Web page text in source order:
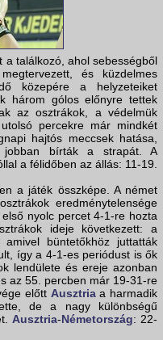
a találkozó, ahol sebességből
és küzdelmes
közepére a helyzeteiket
három gólos előnyre tettek
az osztrákok, a védelmük
percekre már mindkét
hajtós meccsek hatása,
bírták a strapát. A
a félidőben az állás: 11-19.
a játék összképe. A német
eredménytelensége
nyolc percet 4-1-re hozta
ideje következett: a
büntetőkhöz juttatták
így a 4-1-es periódust is ők
lendülete és ereje azonban
az 55. percben már 19-31-re
előtt Ausztriaa harmadik
de a nagy különbségű
Ausztria-Németország: 22-